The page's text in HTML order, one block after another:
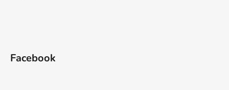
Facebook